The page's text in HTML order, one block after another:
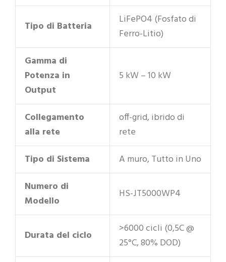
Tipo di Batteria
LiFePO4 (Fosfato di
Ferro-Litio)
Gamma di
Potenza in
Output
5 kW – 10 kW
Collegamento
alla rete
off-grid, ibrido di
rete
Tipo di Sistema
A muro, Tutto in Uno
Numero di
Modello
HS-JT5000WP4
Durata del ciclo
>6000 cicli (0,5C @
25°C, 80% DOD)